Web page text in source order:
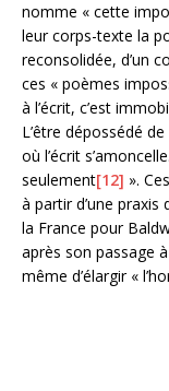
nomme « cette
leur corps-texte la
reconsolidée, d’un
ces « poèmes
à l’écrit, c’est
L’être dépossédé
où l’écrit
seulement[12] ».
à partir d’une praxis
la France pour
après son passage
même d’élargir «